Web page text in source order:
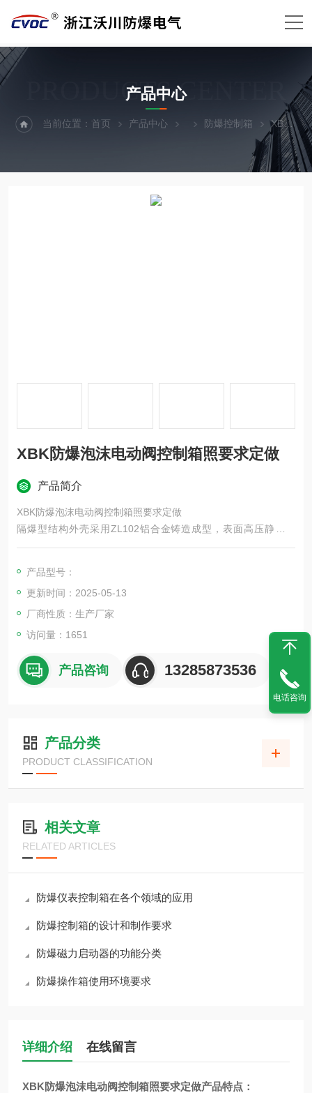
PRODUCTS CENTER
产品中心
当前位置：首页 产品中心 防爆控制箱 XBK防爆泡沫电动阀控制箱照要求定做
XBK防爆泡沫电动阀控制箱照要求定做
产品简介
XBK防爆泡沫电动阀控制箱照要求定做
隔爆型结构外壳采用ZL102铝合金铸造成型，表面高压静电喷
塑，内部元件可安装防爆元件或普通低压元件如继电器、温控仪
控制箱内部元件可根据用户的要求进行排列，可实现多种功能，
控制开关有多种功能可供选择。指示灯也有多种颜色可供选择。
由于该产品变化种类多，订货时请提供线路图。
产品型号：
更新时间：2025-05-13
厂商性质：生产厂家
访问量：1651
产品咨询 13285873536
产品分类
PRODUCT CLASSIFICATION
相关文章
RELATED ARTICLES
防爆仪表控制箱在各个领域的应用
防爆控制箱的设计和制作要求
防爆磁力启动器的功能分类
防爆操作箱使用环境要求
详细介绍 在线留言
XBK防爆泡沫电动阀控制箱照要求定做产品特点：
电话咨询